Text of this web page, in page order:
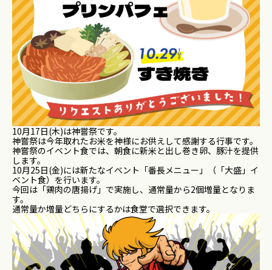
10月17日(木)は神嘗祭です。
神嘗祭は今年取れたお米を神様にお供えして感謝する行事です。
神嘗祭のイベント食では、朝食に新米と出し巻き卵、豚汁を提供
し ます。
10月25日(金)には新たなイベント「番長メニュー」（「大盛」イ
ベント食）を行います。
今回は「鶏肉の唐揚げ」で実施し、通常量から2個増量となりま
す。
通常量か増量どちらにするかは食堂で選択できます。